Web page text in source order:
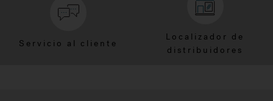
Servicio al cliente
Localizador de
distribuidores